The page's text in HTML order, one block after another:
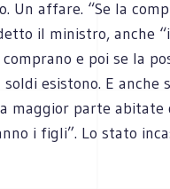
Un affare. “Se la
il ministro, anche
e poi se la
esistono. E anche
maggior parte abitate
i figli”. Lo stato